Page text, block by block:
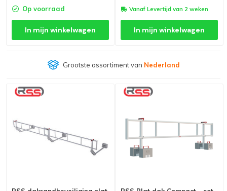
Op voorraad
In mijn winkelwagen
Vanaf Levertijd van 2 weken
In mijn winkelwagen
Grootste assortiment van Nederland